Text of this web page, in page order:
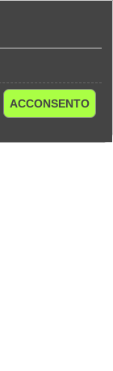
ACCONSENTO